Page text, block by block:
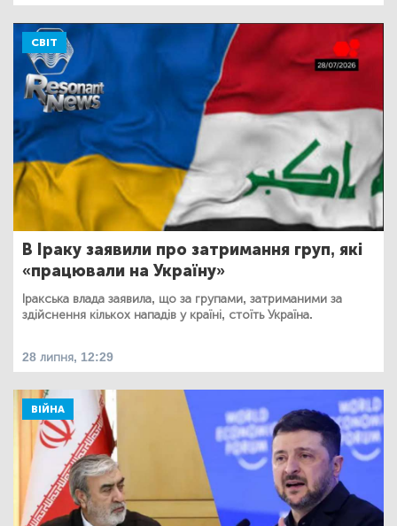
СВІТ
В Іраку заявили про затримання груп, які
«працювали на Україну»
Іракська влада заявила, що за групами, затриманими за
здійснення кількох нападів у країні, стоїть Україна.
28 липня, 12:29
ВІЙНА